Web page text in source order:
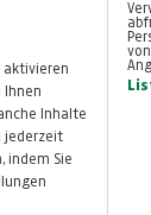
aktivieren
Ihnen
Inhalte
jederzeit
indem Sie